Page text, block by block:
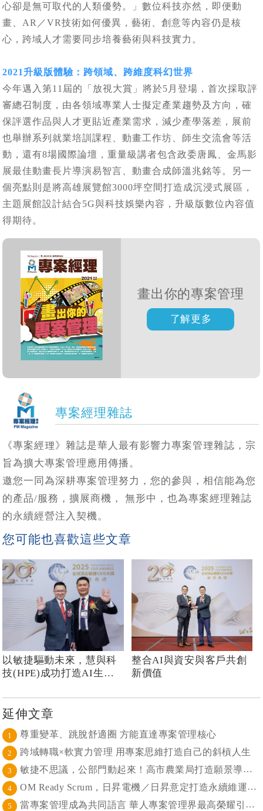
心卻是無可取代的人類優勢。」數位科技亦然，即便動
畫、AR／VR技術如何優異，藝術、創意等內容仍是核
心，跨域人才需要同步培養藝術與科技實力。
2021升級版體驗：跨領域、跨維度科幻世界
今年邁入第11屆的「放視大賞」將於5月登場，首次採取評
審總召制度，由各領域專業人士擬定產業趨勢及方向，確
保評選作品與人才更貼近產業需求，減少產學落差，展前
也舉辦系列就業培訓課程、動畫工作坊、師生交流會等活
動，還有8場國際論壇，重量級講者包含政委唐鳳、金馬影
展最佳動畫長片導演易智言、動畫合成師溫兆銘等。另一
個亮點則是將高雄展覽館3000坪空間打造成沉浸式展區，
主題展館設計結合5G與科技娛樂內容，升級版數位內容值
得期待。
畫出你的專案管理
專案經理雜誌
《專案經理》雜誌是華人最有影響力專案管理雜誌，宗
旨為擴大專案管理應用傳播。
邀您一同為深耕專案管理努力，您的參與，相信能為您
的產品/服務，擴展商機， 無形中，也為專案經理雜誌
的永續經營注入契機。
您可能也喜歡這些文章
以敏捷驅動未來，慧與科
技(HPE)成功打造AI生態
川，讓複雜變簡單
整合AI與資安與客戶共創
新價值
延伸文章
1 尊重變革、跳脫舒適圈 方能直達專案管理核心
2 跨域轉職×軟實力管理 用專案思維打造自己的斜槓人生
3 敏捷不思議，公部門動起來！高市農業局打造願景導向的社區敏捷自組織
4 OM Ready Scrum，日昇電機／日昇意定打造永續維運新典範
5 當專案管理成為共同語言 華人專案管理界最高榮耀引領的變革時代